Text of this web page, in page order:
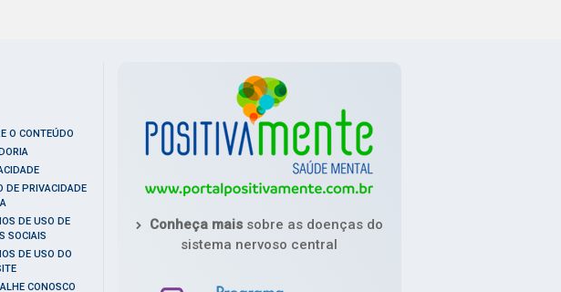
O CONTEÚDO
DE PRIVACIDADE
DE USO DE
SOCIAIS
DE USO DO
CONOSCO
Conheça maissobre as doenças do
sistema nervoso central